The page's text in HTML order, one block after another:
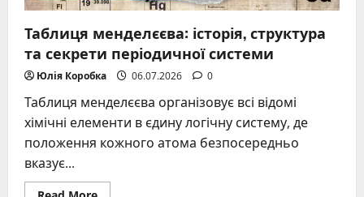
Таблиця менделєєва: історія, структура
та секрети періодичної системи
Юлія Коробка 06.07.2026 0
Таблиця менделєєва організовує всі відомі
хімічні елементи в єдину логічну систему, де
положення кожного атома безпосередньо
вказує...
Read